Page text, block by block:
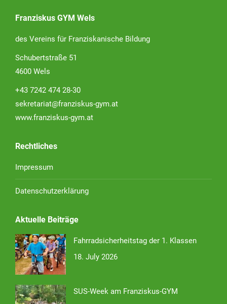
Franziskus GYM Wels
des Vereins für Franziskanische Bildung
Schubertstraße 51
4600 Wels
+43 7242 474 28-30
sekretariat@franziskus-gym.at
www.franziskus-gym.at
Rechtliches
Impressum
Datenschutzerklärung
Aktuelle Beiträge
Fahrradsicherheitstag der 1. Klassen
18. July 2026
SUS-Week am Franziskus-GYM